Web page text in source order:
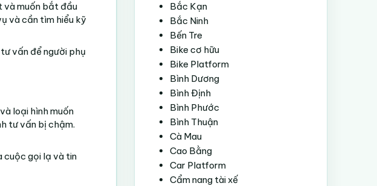
và muốn bắt đầu
và cần tìm hiểu kỹ
vấn để người phụ
loại hình muốn
tư vấn bị chậm.
cuộc gọi lạ và tin
Bắc Kạn
Bắc Ninh
Bến Tre
Bike cơ hữu
Bike Platform
Bình Dương
Bình Định
Bình Phước
Bình Thuận
Cà Mau
Cao Bằng
Car Platform
Cẩm nang tài xế